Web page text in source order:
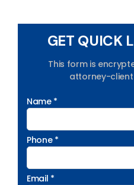
GET QUICK
This form is
attorney-
Name *
Phone *
Email *